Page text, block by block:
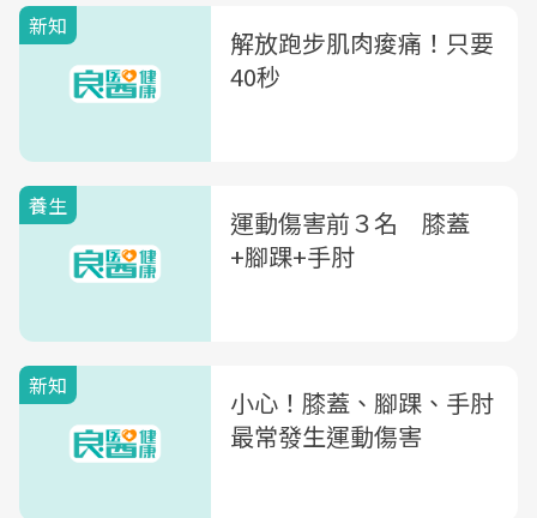
新知
解放跑步肌肉痠痛！只要
40秒
養生
運動傷害前３名 膝蓋
+腳踝+手肘
新知
小心！膝蓋、腳踝、手肘
最常發生運動傷害